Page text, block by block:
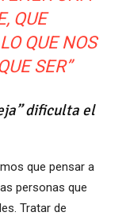
QUE
QUE NOS
SER”
dificulta el
que pensar a
personas que
Tratar de